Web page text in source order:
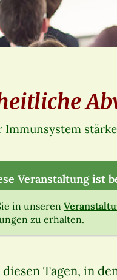
Immunsystem
Veranstaltung ist
in unseren
zu erhalten.
diesen Tagen, in